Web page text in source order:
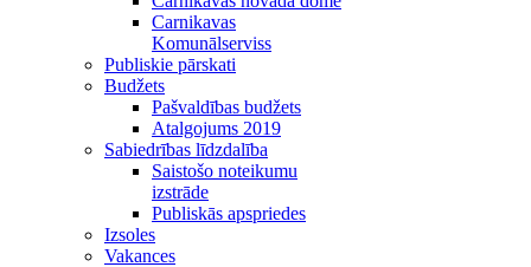
Carnikavas
Komunālserviss
Publiskie pārskati
Budžets
Pašvaldības budžets
Atalgojums 2019
Sabiedrības līdzdalība
Saistošo noteikumu
izstrāde
Publiskās apspriedes
Izsoles
Vakances